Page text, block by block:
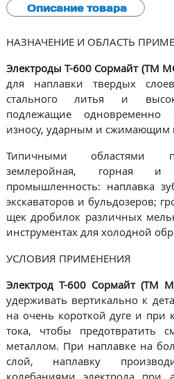
Описание товара
НАЗНАЧЕНИЕ И ОБЛАСТЬ
Электроды Т-600 Сормайт (TM
для наплавки твердых
стального литья и
подлежащие одновременно
износу, ударным и сжимающим
Типичными областями
землеройная, горная и
промышленность: наплавка
экскаваторов и бульдозеров;
щек дробилок различных
инструментах для холодной
УСЛОВИЯ ПРИМЕНЕНИЯ
Электрод Т-600 Сормайт (TM
удерживать вертикально к
на очень короткой дуге и
тока, чтобы предотвратить
металлом. При наплавке на
слой, наплавку
колебаниями электрода при